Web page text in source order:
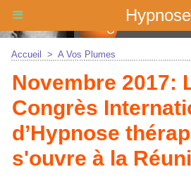
Hypnose
Accueil > A Vos Plumes
Novembre 2017:
Congrès
d’Hypnose
s'ouvre à la